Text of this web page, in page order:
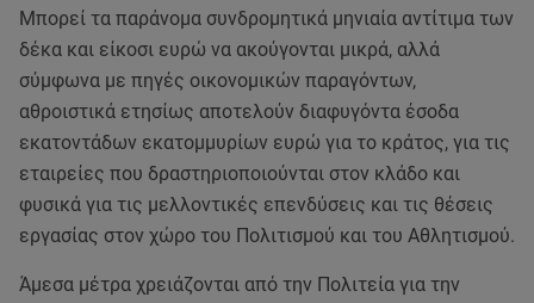
Μπορεί τα παράνομα συνδρομητικά μηνιαία αντίτιμα των
δέκα και είκοσι ευρώ να ακούγονται μικρά, αλλά
σύμφωνα με πηγές οικονομικών παραγόντων,
αθροιστικά ετησίως αποτελούν διαφυγόντα έσοδα
εκατοντάδων εκατομμυρίων ευρώ για το κράτος, για τις
εταιρείες που δραστηριοποιούνται στον κλάδο και
φυσικά για τις μελλοντικές επενδύσεις και τις θέσεις
εργασίας στον χώρο του Πολιτισμού και του Αθλητισμού.
Άμεσα μέτρα χρειάζονται από την Πολιτεία για την